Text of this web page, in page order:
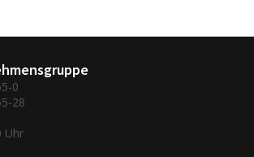
0
28
Uhr